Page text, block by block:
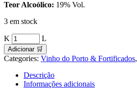
Teor Alcoólico: 19% Vol.
3 em stock
Burmester
Selected
White
Porto
Antigo
quantity
Adicionar 🛒
Categories: Vinho do Porto & Fortificados,
Descrição
Informações adicionais